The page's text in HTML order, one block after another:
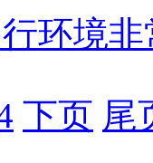
环境
下页 尾